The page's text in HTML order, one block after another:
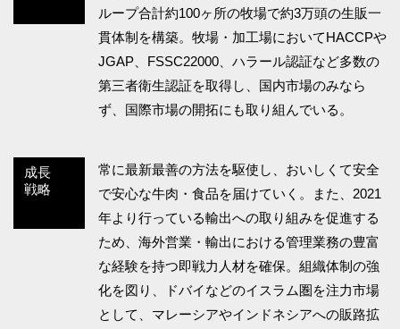
ループ合計約100ヶ所の牧場で約3万頭の生販一
貫体制を構築。牧場・加工場においてHACCPや
JGAP、FSSC22000、ハラール認証など多数の
第三者衛生認証を取得し、国内市場のみなら
ず、国際市場の開拓にも取り組んでいる。
成長
戦略
常に最新最善の方法を駆使し、おいしくて安全
で安心な牛肉・食品を届けていく。また、2021
年より行っている輸出への取り組みを促進する
ため、海外営業・輸出における管理業務の豊富
な経験を持つ即戦力人材を確保。組織体制の強
化を図り、ドバイなどのイスラム圏を注力市場
として、マレーシアやインドネシアへの販路拡